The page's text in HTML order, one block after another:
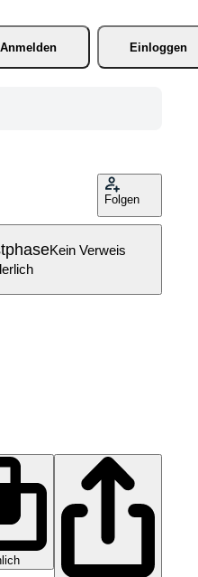
Anmelden
Einloggen
Folgen
Kein Verweis